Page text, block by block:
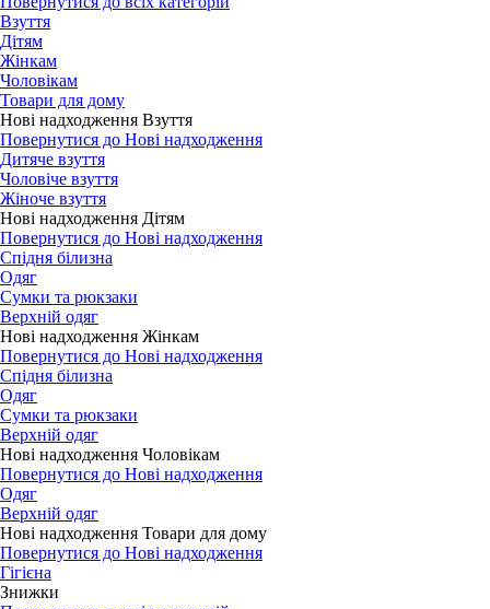
Взуття
Дітям
Жінкам
Чоловікам
Товари для дому
Нові надходження Взуття
Повернутися до Нові надходження
Дитяче взуття
Чоловіче взуття
Жіноче взуття
Нові надходження Дітям
Повернутися до Нові надходження
Спідня білизна
Одяг
Сумки та рюкзаки
Верхній одяг
Нові надходження Жінкам
Повернутися до Нові надходження
Спідня білизна
Одяг
Сумки та рюкзаки
Верхній одяг
Нові надходження Чоловікам
Повернутися до Нові надходження
Одяг
Верхній одяг
Нові надходження Товари для дому
Повернутися до Нові надходження
Гігієна
Знижки